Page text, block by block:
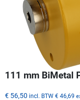
111 mm BiMetal
€ 56,50 incl. BTW € 46,69